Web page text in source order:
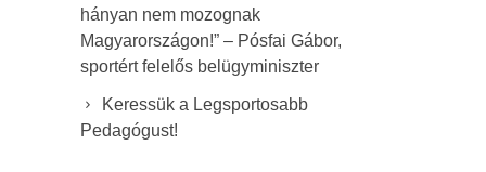
hányan nem mozognak
Magyarországon!” – Pósfai Gábor,
sportért felelős belügyminiszter
Keressük a Legsportosabb
Pedagógust!